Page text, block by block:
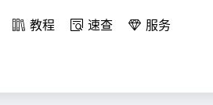
教程 速查 服务